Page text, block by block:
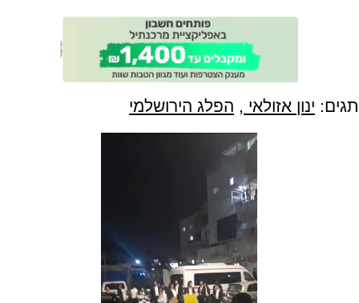
תגים: ינון אזולאי , הפלג הירושלמי